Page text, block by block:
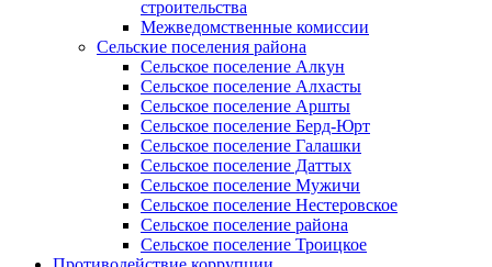
строительства
Межведомственные комиссии
Сельские поселения района
Сельское поселение Алкун
Сельское поселение Алхасты
Сельское поселение Аршты
Сельское поселение Берд-Юрт
Сельское поселение Галашки
Сельское поселение Даттых
Сельское поселение Мужичи
Сельское поселение Нестеровское
Сельское поселение района
Сельское поселение Троицкое